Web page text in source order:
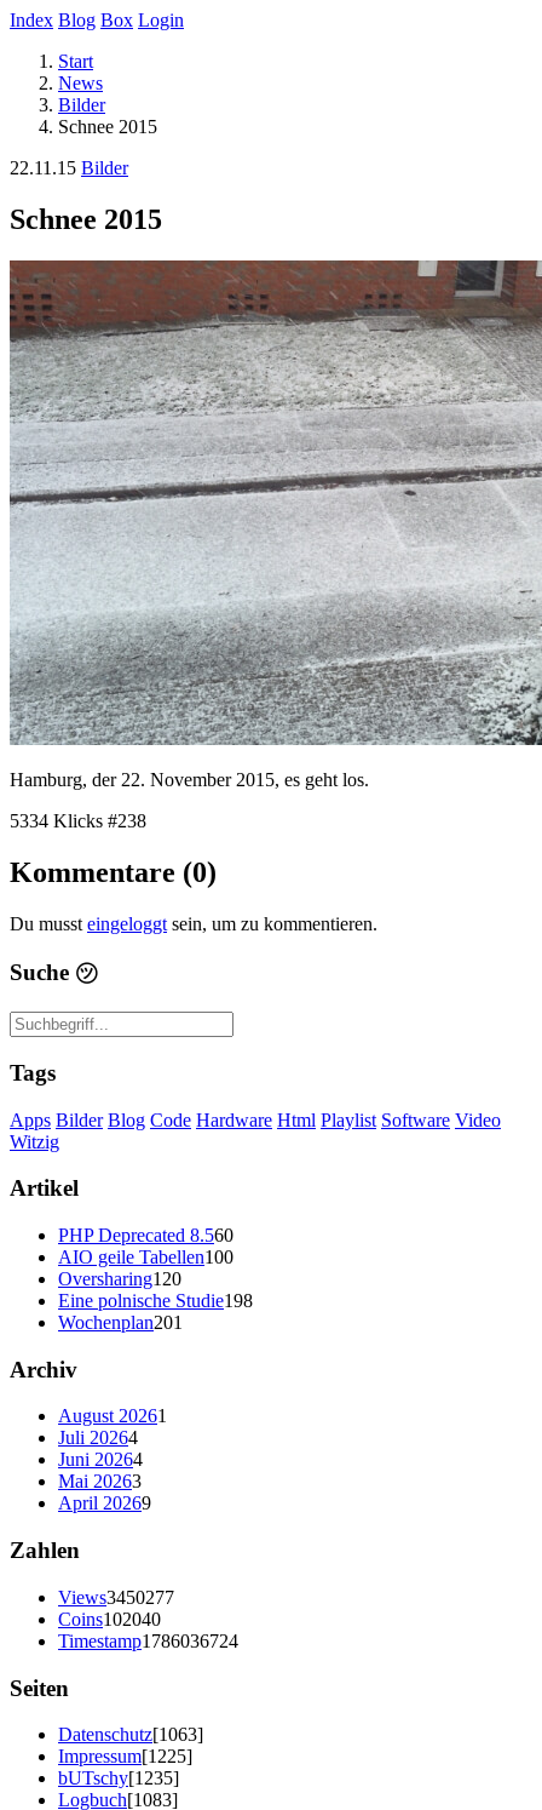
Index Blog Box Login
Start
News
Bilder
Schnee 2015
22.11.15 Bilder
Schnee 2015
Hamburg, der 22. November 2015, es geht los.
5334 Klicks #238
Kommentare (0)
Du musst eingeloggt sein, um zu kommentieren.
Suche ㋡
Tags
Apps Bilder Blog Code Hardware Html Playlist Software Video
Witzig
Artikel
PHP Deprecated 8.560
AIO geile Tabellen100
Oversharing120
Eine polnische Studie198
Wochenplan201
Archiv
August 20261
Juli 20264
Juni 20264
Mai 20263
April 20269
Zahlen
Views3450277
Coins102040
Timestamp1786036724
Seiten
Datenschutz[1063]
Impressum[1225]
bUTschy[1235]
Logbuch[1083]